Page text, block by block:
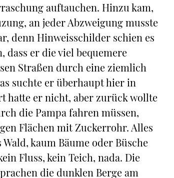
auftauchen. Hinzu kam,
an jeder Abzweigung musste
denn Hinweisschilder schien es
dass er die viel bequemere
Straßen durch eine ziemlich
suchte er überhaupt hier in
hatte er nicht, aber zurück wollte
die Pampa fahren müssen,
Flächen mit Zuckerrohr. Alles
kaum Bäume oder Büsche
Fluss, kein Teich, nada. Die
die dunklen Berge am